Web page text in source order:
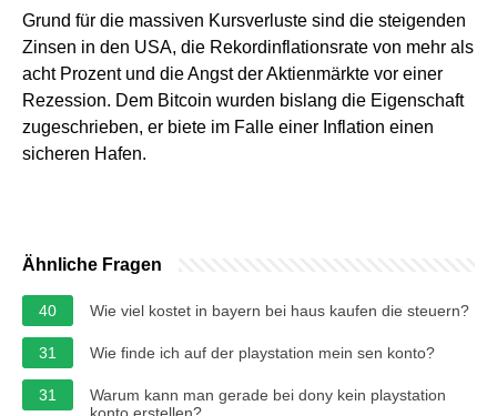
Grund für die massiven Kursverluste sind die steigenden
Zinsen in den USA, die Rekordinflationsrate von mehr als
acht Prozent und die Angst der Aktienmärkte vor einer
Rezession. Dem Bitcoin wurden bislang die Eigenschaft
zugeschrieben, er biete im Falle einer Inflation einen
sicheren Hafen.
Ähnliche Fragen
40 Wie viel kostet in bayern bei haus kaufen die steuern?
31 Wie finde ich auf der playstation mein sen konto?
31
Warum kann man gerade bei dony kein playstation
konto erstellen?